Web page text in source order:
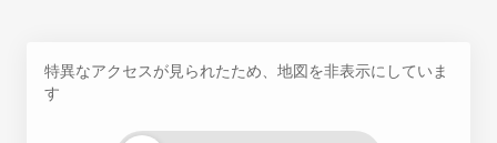
特異なアクセスが見られたため、地図を非表示にしていま
す